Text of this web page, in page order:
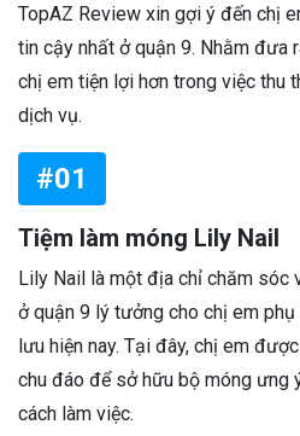
TopAZ Review xin gợi ý đến chị
tin cậy nhất ở quận 9. Nhằm đưa
chị em tiện lợi hơn trong việc thu
dịch vụ.
#01
Tiệm làm móng Lily Nail
Lily Nail là một địa chỉ chăm sóc
ở quận 9 lý tưởng cho chị em
lưu hiện nay. Tại đây, chị em
chu đáo để sở hữu bộ móng ưng
cách làm việc.